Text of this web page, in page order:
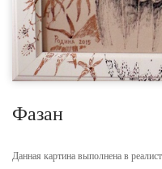
Фазан
Данная картина выполнена в